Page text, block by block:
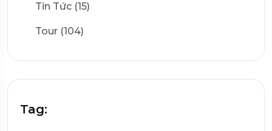
Tin Tức (15)
Tour (104)
Tag: